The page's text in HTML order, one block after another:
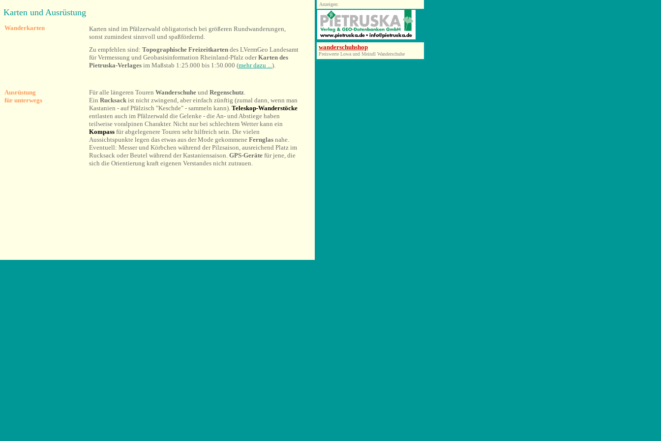
Karten und Ausrüstung
Wanderkarten
Karten sind im Pfälzerwald obligatorisch bei größeren Rundwanderungen,
sonst zumindest sinnvoll und spaßfördernd.
Zu empfehlen sind: Topographische Freizeitkarten des LVermGeo Landesamt
für Vermessung und Geobasisinformation Rheinland-Pfalz oderKarten des
Pietruska-Verlages im Maßstab 1:25.000 bis 1:50.000 (mehr dazu ...).
Ausrüstung
für unterwegs
Für alle längeren Touren Wanderschuhe und Regenschutz.
Ein Rucksack ist nicht zwingend, aber einfach zünftig (zumal dann, wenn man
Kastanien - auf Pfälzisch "Keschde" - sammeln kann). Teleskop-Wanderstöcke
entlasten auch im Pfälzerwald die Gelenke - die An- und Abstiege haben
teilweise voralpinen Charakter. Nicht nur bei schlechtem Wetter kann ein
Kompass für abgelegenere Touren sehr hilfreich sein. Die vielen
Aussichtspunkte legen das etwas aus der Mode gekommene Fernglas nahe.
Eventuell: Messer und Körbchen während der Pilzsaison, ausreichend Platz im
Rucksack oder Beutel während der Kastaniensaison. GPS-Geräte für jene, die
sich die Orientierung kraft eigenen Verstandes nicht zutrauen.
Anzeigen:
wanderschuhshop
Preiswerte Lowa und Meindl Wanderschuhe